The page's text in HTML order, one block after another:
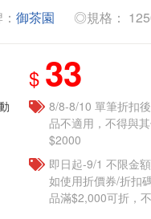
御茶園 ◎規格：
$ 33
8/8-8/10 單筆折扣
品不適用，不得與
$2000
即日起-9/1 不限金
如使用折價券/折扣
品滿$2,000可折，